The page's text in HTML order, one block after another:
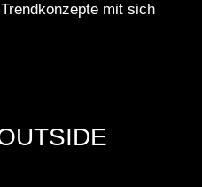
mit sich